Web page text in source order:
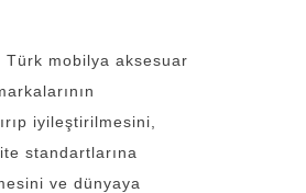
Türk mobilya aksesuar
iyileştirilmesini,
standartlarına
ve dünyaya